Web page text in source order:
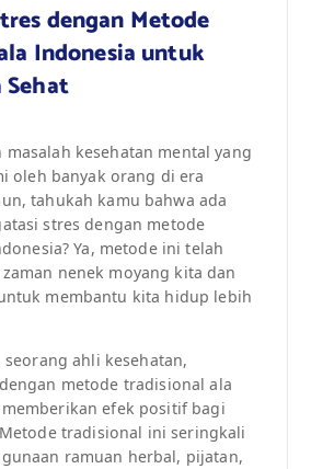
dengan Metode
Indonesia untuk
masalah kesehatan mental yang
oleh banyak orang di era
tahukah kamu bahwa ada
stres dengan metode
Ya, metode ini telah
nenek moyang kita dan
membantu kita hidup lebih
ahli kesehatan,
metode tradisional ala
efek positif bagi
tradisional ini seringkali
ramuan herbal, pijatan,